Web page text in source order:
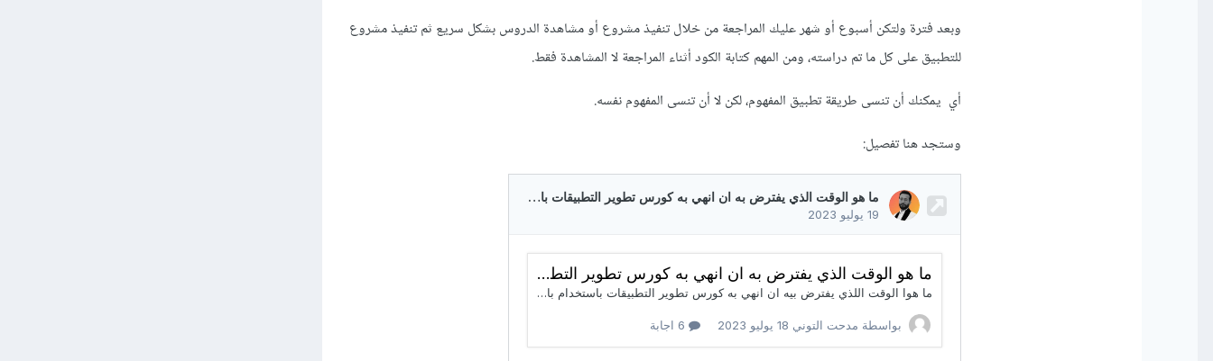
وبعد فترة ولتكن أسبوع أو شهر عليك المراجعة من خلال تنفيذ مشروع أو مشاهدة الدروس بشكل سريع ثم تنفيذ مشروع
للتطبيق على كل ما تم دراسته، ومن المهم كتابة الكود أثناء المراجعة لا المشاهدة فقط.
أي يمكنك أن تنسى طريقة تطبيق المفهوم، لكن لا أن تنسى المفهوم نفسه.
وستجد هنا تفصيل: